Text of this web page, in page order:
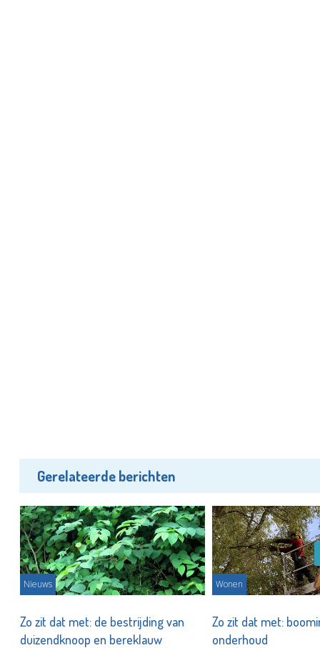
Gerelateerde berichten
Nieuws
Zo zit dat met: de bestrijding van
duizendknoop en bereklauw
Wonen
Zo zit dat met:
onderhoud